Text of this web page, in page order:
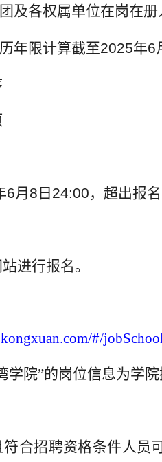
及各权属单位在岗在册
年限计算截至2025年6
6月 8 日 24:00，超出报
进行报名。
#/
学院”的岗位信息为学院
合招聘资格条件人员